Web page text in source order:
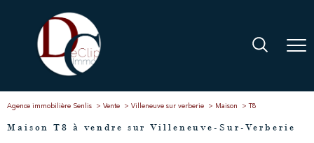
Agence immobilière Senlis Vente Villeneuve sur verberie Maison T8
Maison T8 à vendre sur Villeneuve-Sur-Verberie